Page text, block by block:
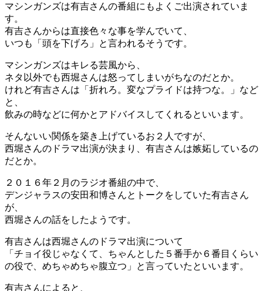
マシンガンズは有吉さんの番組にもよくご出演されていま
す。
有吉さんからは直接色々な事を学んでいて、
いつも「頭を下げろ」と言われるそうです。
マシンガンズはキレる芸風から、
ネタ以外でも西堀さんは怒ってしまいがちなのだとか。
けれど有吉さんは「折れろ。変なプライドは持つな。」など
と、
飲みの時などに何かとアドバイスしてくれるといいます。
そんないい関係を築き上げているお２人ですが、
西堀さんのドラマ出演が決まり、有吉さんは嫉妬しているの
だとか。
２０１６年２月のラジオ番組の中で、
デンジャラスの安田和博さんとトークをしていた有吉さん
が、
西堀さんの話をしたようです。
有吉さんは西堀さんのドラマ出演について
「チョイ役じゃなくて、ちゃんとした５番手か６番目くらい
の役で、めちゃめちゃ腹立つ」と言っていたといいます。
有吉さんによると、